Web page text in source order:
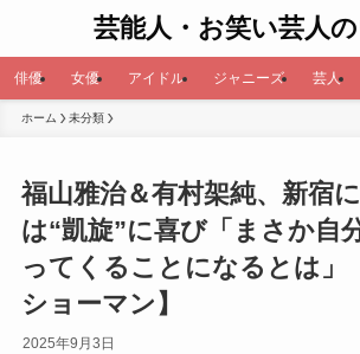
芸能人・お笑い芸人
俳優 女優 アイドル ジャニーズ 芸人
ホーム 未分類
福山雅治＆有村架純、新宿
は“凱旋”に喜び「まさか自
ってくることになるとは」
ショーマン】
2025年9月3日